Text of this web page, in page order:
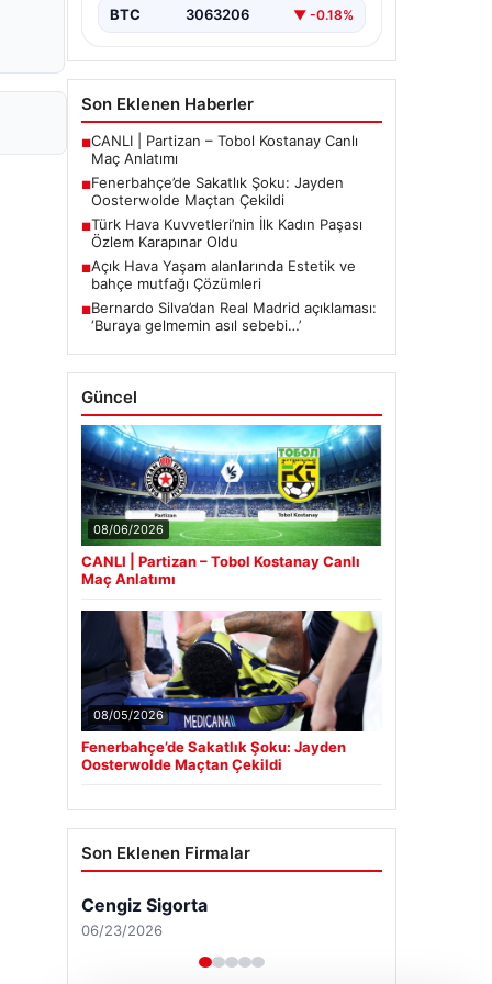
BTC 3063206 ▼ -0.18%
Son Eklenen Haberler
■CANLI | Partizan – Tobol Kostanay Canlı
Maç Anlatımı
■Fenerbahçe’de Sakatlık Şoku: Jayden
Oosterwolde Maçtan Çekildi
■Türk Hava Kuvvetleri’nin İlk Kadın Paşası
Özlem Karapınar Oldu
■Açık Hava Yaşam alanlarında Estetik ve
bahçe mutfağı Çözümleri
■Bernardo Silva’dan Real Madrid açıklaması:
‘Buraya gelmemin asıl sebebi…’
Güncel
08/06/2026
CANLI | Partizan – Tobol Kostanay Canlı
Maç Anlatımı
08/05/2026
Fenerbahçe’de Sakatlık Şoku: Jayden
Oosterwolde Maçtan Çekildi
Son Eklenen Firmalar
Cengiz Sigorta
06/23/2026